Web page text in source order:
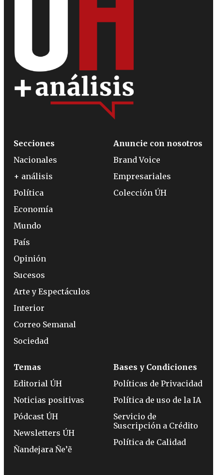
Secciones
Nacionales
+ análisis
Política
Economía
Mundo
País
Opinión
Sucesos
Arte y Espectáculos
Interior
Correo Semanal
Sociedad
Anuncie con nosotros
Brand Voice
Empresariales
Colección ÚH
Temas
Editorial ÚH
Noticias positivas
Pódcast ÚH
Newsletters ÚH
Ñandejara Ñe’ẽ
Bases y Condiciones
Políticas de Privacidad
Política de uso de la IA
Servicio de
Suscripción a Crédito
Política de Calidad